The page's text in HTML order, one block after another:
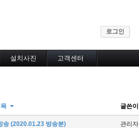
로그인
설치사진 고객센터
글쓴이
송 (2020.01.23 방송분) 관리자